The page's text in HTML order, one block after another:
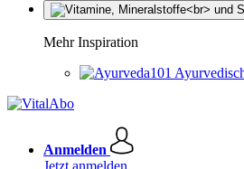
Mehr Inspiration
Anmelden
Jetzt anmelden